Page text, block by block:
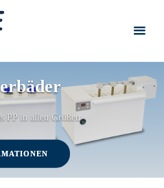
PP in allen Größen